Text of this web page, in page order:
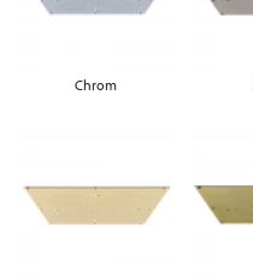
Chrom